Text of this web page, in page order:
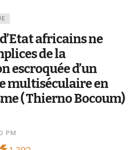
africains ne
de la
escroquée d’un
multiséculaire en
( Thierno Bocoum)
PM